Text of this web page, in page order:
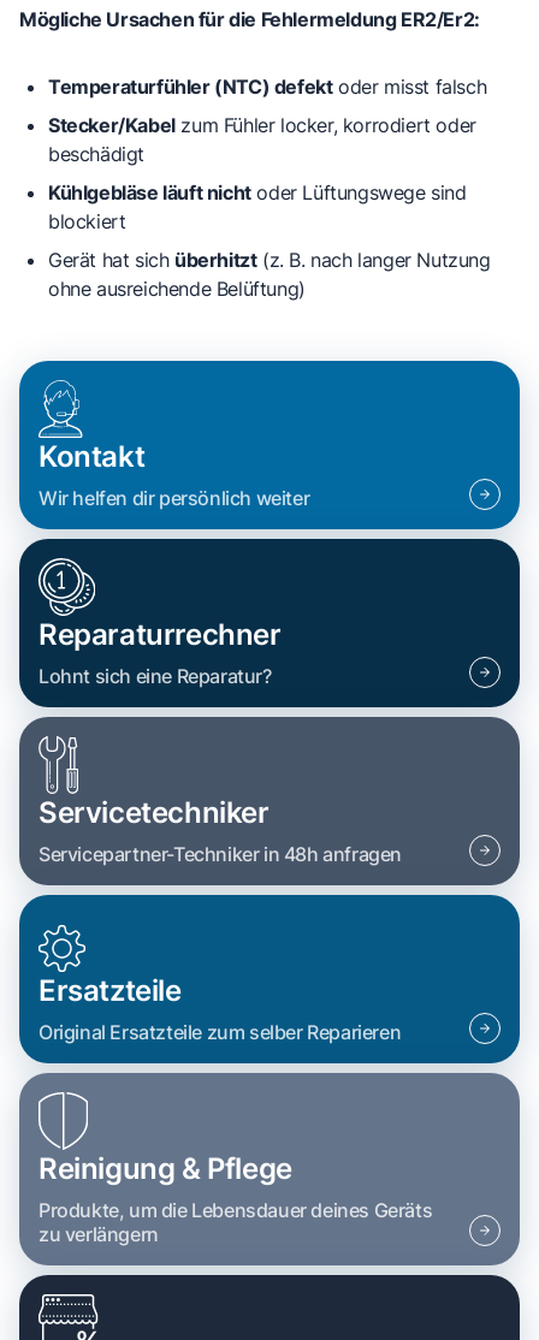
Mögliche Ursachen für die Fehlermeldung ER2/Er2:
Temperaturfühler (NTC) defektoder misst falsch
Stecker/Kabelzum Fühler locker, korrodiert oder
beschädigt
Kühlgebläse läuft nichtoder Lüftungswege sind
blockiert
Gerät hat sich überhitzt(z. B. nach langer Nutzung
ohne ausreichende Belüftung)
Kontakt
Wir helfen dir persönlich weiter
Reparaturrechner
Lohnt sich eine Reparatur?
Servicetechniker
Servicepartner-Techniker in 48h anfragen
Ersatzteile
Original Ersatzteile zum selber Reparieren
Reinigung & Pflege
Produkte, um die Lebensdauer deines Geräts
zu verlängern